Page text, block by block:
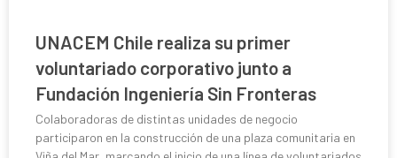
UNACEM Chile realiza su primer
voluntariado corporativo junto a
Fundación Ingeniería Sin Fronteras
Colaboradoras de distintas unidades de negocio
participaron en la construcción de una plaza comunitaria en